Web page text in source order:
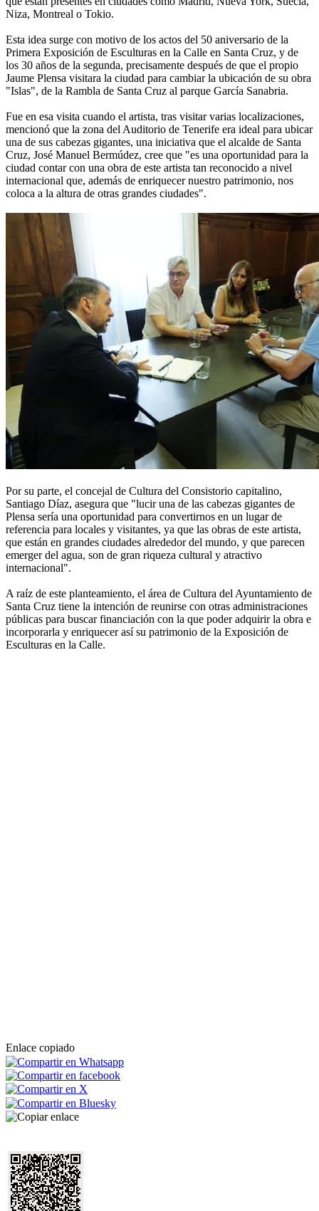
Niza, Montreal o Tokio.
Esta idea surge con motivo de los actos del 50 aniversario de la
Primera Exposición de Esculturas en la Calle en Santa Cruz, y de
los 30 años de la segunda, precisamente después de que el propio
Jaume Plensa visitara la ciudad para cambiar la ubicación de su obra
"Islas", de la Rambla de Santa Cruz al parque García Sanabria.
Fue en esa visita cuando el artista, tras visitar varias localizaciones,
mencionó que la zona del Auditorio de Tenerife era ideal para ubicar
una de sus cabezas gigantes, una iniciativa que el alcalde de Santa
Cruz, José Manuel Bermúdez, cree que "es una oportunidad para la
ciudad contar con una obra de este artista tan reconocido a nivel
internacional que, además de enriquecer nuestro patrimonio, nos
coloca a la altura de otras grandes ciudades".
Por su parte, el concejal de Cultura del Consistorio capitalino,
Santiago Díaz, asegura que "lucir una de las cabezas gigantes de
Plensa sería una oportunidad para convertirnos en un lugar de
referencia para locales y visitantes, ya que las obras de este artista,
que están en grandes ciudades alrededor del mundo, y que parecen
emerger del agua, son de gran riqueza cultural y atractivo
internacional".
A raíz de este planteamiento, el área de Cultura del Ayuntamiento de
Santa Cruz tiene la intención de reunirse con otras administraciones
públicas para buscar financiación con la que poder adquirir la obra e
incorporarla y enriquecer así su patrimonio de la Exposición de
Esculturas en la Calle.
Enlace copiado